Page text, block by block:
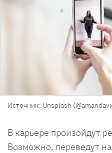
Источник: Unsplash
В карьере произойдут
Возможно, переведут